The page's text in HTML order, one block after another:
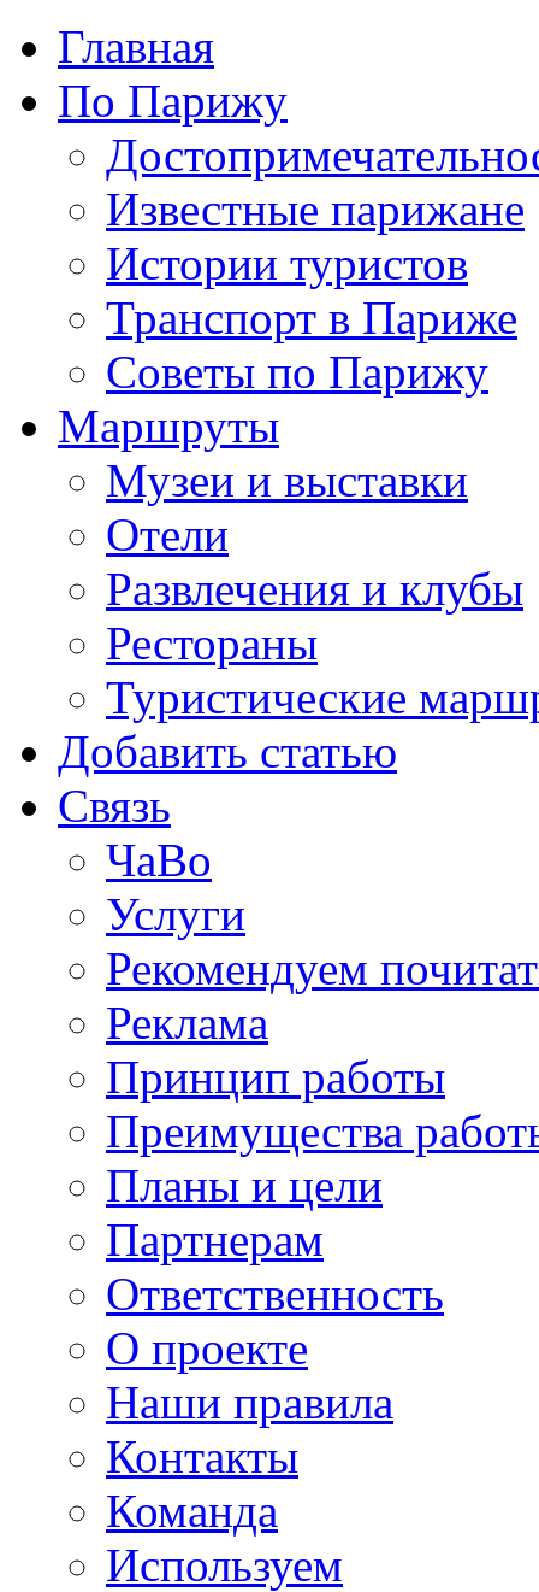
Главная
По Парижу
Известные парижане
Истории туристов
Транспорт в Париже
Советы по Парижу
Маршруты
Музеи и выставки
Отели
Развлечения и клубы
Рестораны
Туристические
Добавить статью
Связь
ЧаВо
Услуги
Рекомендуем
Реклама
Принцип работы
Преимущества
Планы и цели
Партнерам
Ответственность
О проекте
Наши правила
Контакты
Команда
Используем